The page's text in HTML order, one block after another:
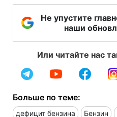
Не упустите
наши
Или читайте нас
Больше по теме:
дефицит бензина Бензин